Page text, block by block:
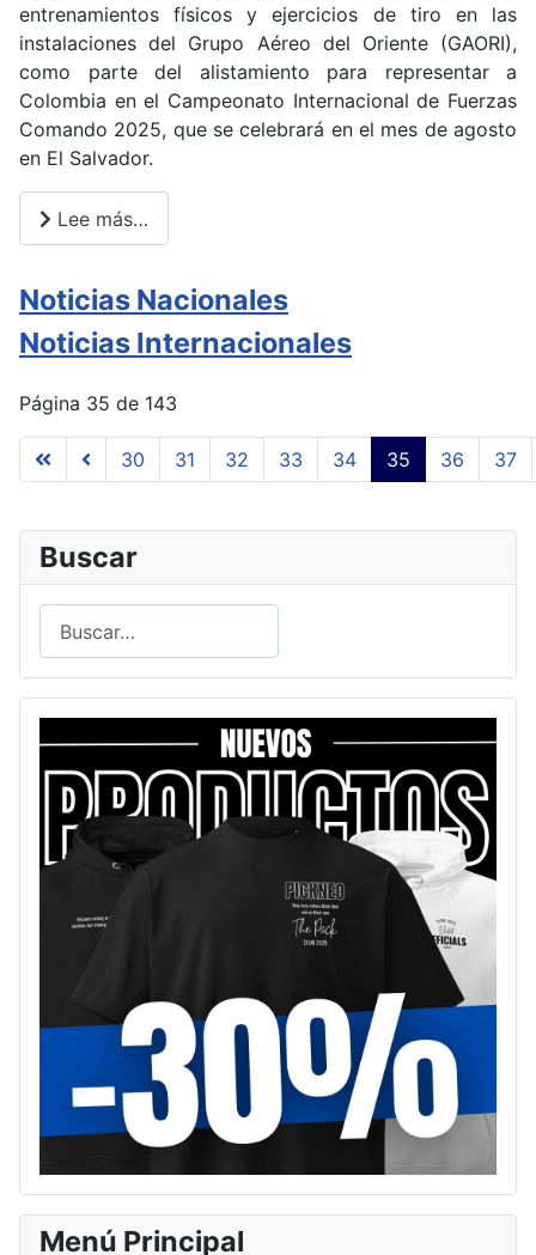
entrenamientos físicos y ejercicios de tiro en las
instalaciones del Grupo Aéreo del Oriente (GAORI),
como parte del alistamiento para representar a
Colombia en el Campeonato Internacional de Fuerzas
Comando 2025, que se celebrará en el mes de agosto
en El Salvador.
Lee más…
Noticias Nacionales
Noticias Internacionales
Página 35 de 143
30 31 32 33 34 35 36 37
Buscar
Type 2 or more characters for results.
Menú Principal